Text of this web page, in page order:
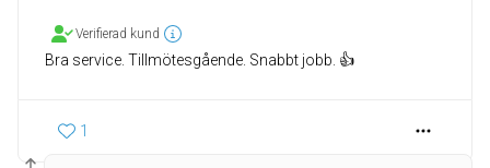
Verifierad kund
Bra service. Tillmötesgående. Snabbt jobb. 👍
1